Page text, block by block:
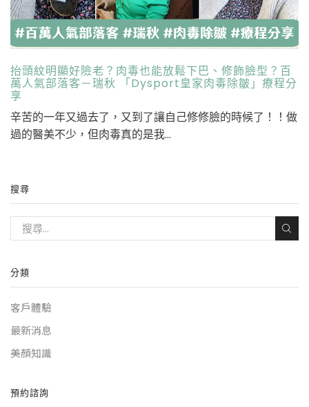
抬頭紋明顯好險老？肉毒也能放鬆下巴、修飾臉型？百
萬人氣部落客－瑞秋 「Dysport皇家肉毒除皺」療程分
享
辛苦的一年又過去了，又到了讓自己修修臉的時候了！！做
過的醫美不少，但肉毒真的是我...
搜尋
分類
客戶體驗
最新消息
美顏知識
預約諮詢